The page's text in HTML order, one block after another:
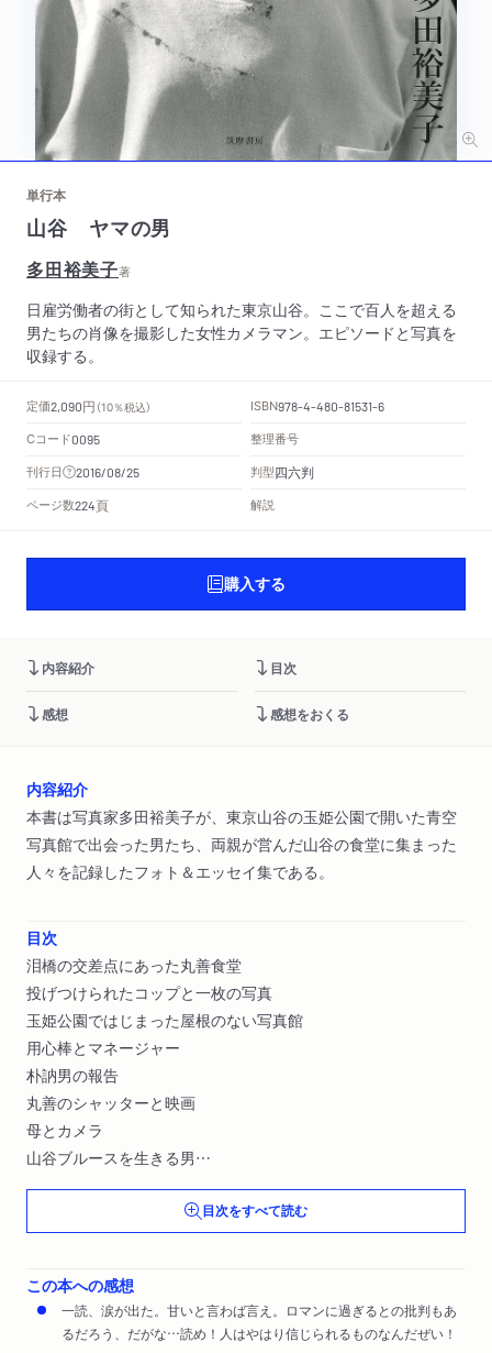
単行本
山谷 ヤマの男
多田裕美子著
日雇労働者の街として知られた東京山谷。ここで百人を超える
男たちの肖像を撮影した女性カメラマン。エピソードと写真を
収録する。
定価2,090円 （10％税込） ISBN978-4-480-81531-6
Cコード0095
整理番号
刊行日
2016/08/25 判型四六判
ページ数224頁 解説
購入する
内容紹介 目次
感想 感想をおくる
内容紹介
本書は写真家多田裕美子が、東京山谷の玉姫公園で開いた青空
写真館で出会った男たち、両親が営んだ山谷の食堂に集まった
人々を記録したフォト＆エッセイ集である。
目次
泪橋の交差点にあった丸善食堂
投げつけられたコップと一枚の写真
玉姫公園ではじまった屋根のない写真館
用心棒とマネージャー
朴訥男の報告
丸善のシャッターと映画
母とカメラ
山谷ブルースを生きる男
チャンピオンとにせもの
津軽の三味線弾き〔ほか〕 目次をすべて読む
この本への感想
一読、涙が出た。甘いと言わば言え。ロマンに過ぎるとの批判もあ
るだろう、だがな…読め！人はやはり信じられるものなんだぜい！